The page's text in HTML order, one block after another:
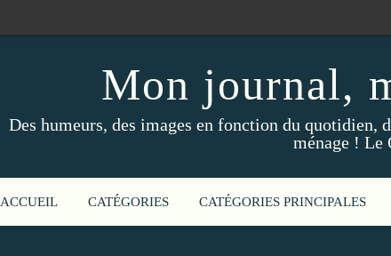
Mon journal,
Des humeurs, des images en fonction du quotidien,
ménage !
ACCUEIL CATÉGORIES CATÉGORIES PRINCIPALES